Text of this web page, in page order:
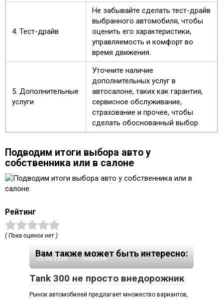
4. Тест-драйв
Не забывайте сделать тест-драйв
выбранного автомобиля, чтобы
оценить его характеристики,
управляемость и комфорт во
время движения.
5. Дополнительные
услуги
Уточните наличие
дополнительных услуг в
автосалоне, таких как гарантия,
сервисное обслуживание,
страхование и прочее, чтобы
сделать обоснованный выбор.
Подводим итоги выбора авто у
собственника или в салоне
Рейтинг
( Пока оценок нет )
Вам также может быть интересно:
05.08.2026 Новости
Tank 300 не просто внедорожник
Рынок автомобилей предлагает множество вариантов,